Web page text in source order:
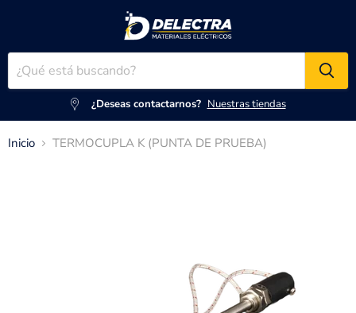
¿Deseas contactarnos? Nuestras tiendas
Inicio TERMOCUPLA K (PUNTA DE PRUEBA)